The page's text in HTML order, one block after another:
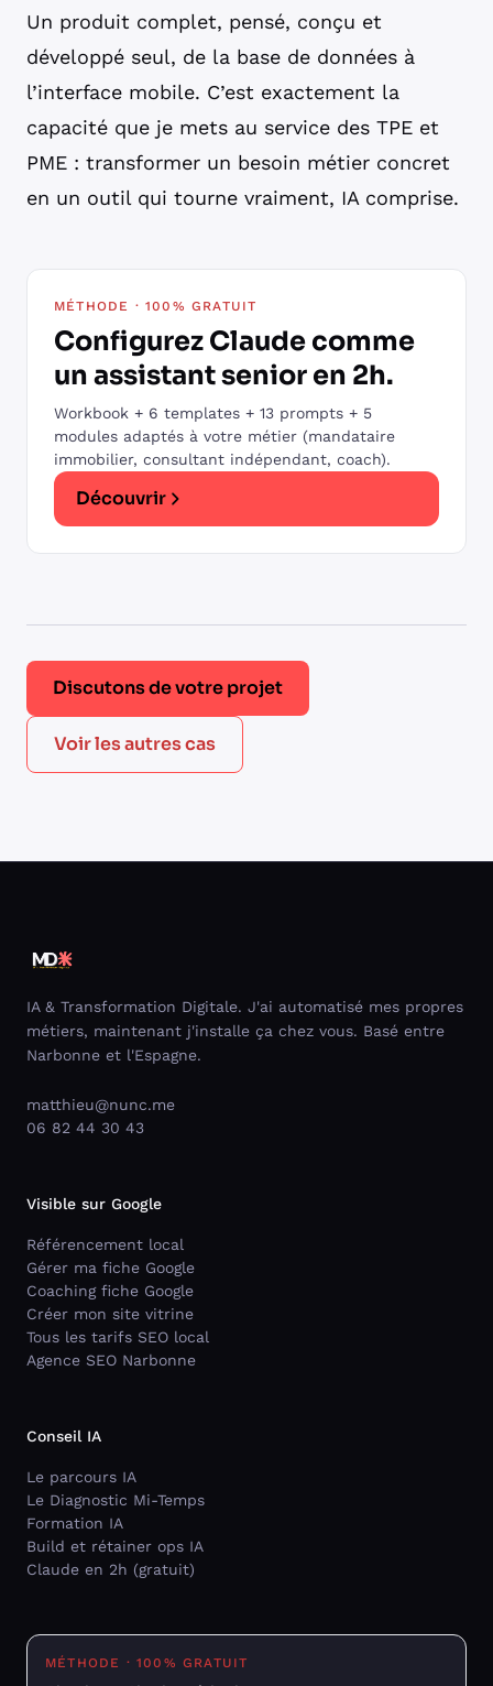
Un produit complet, pensé, conçu et
développé seul, de la base de données à
l’interface mobile. C’est exactement la
capacité que je mets au service des TPE et
PME : transformer un besoin métier concret
en un outil qui tourne vraiment, IA comprise.
MÉTHODE · 100% GRATUIT
Configurez Claude comme
un assistant senior en 2h.
Workbook + 6 templates + 13 prompts + 5
modules adaptés à votre métier (mandataire
immobilier, consultant indépendant, coach).
Découvrir
Discutons de votre projet
Voir les autres cas
IA & Transformation Digitale. J'ai automatisé mes propres
métiers, maintenant j'installe ça chez vous. Basé entre
Narbonne et l'Espagne.
matthieu@nunc.me
06 82 44 30 43
Visible sur Google
Référencement local
Gérer ma fiche Google
Coaching fiche Google
Créer mon site vitrine
Tous les tarifs SEO local
Agence SEO Narbonne
Conseil IA
Le parcours IA
Le Diagnostic Mi-Temps
Formation IA
Build et rétainer ops IA
Claude en 2h (gratuit)
MÉTHODE · 100% GRATUIT